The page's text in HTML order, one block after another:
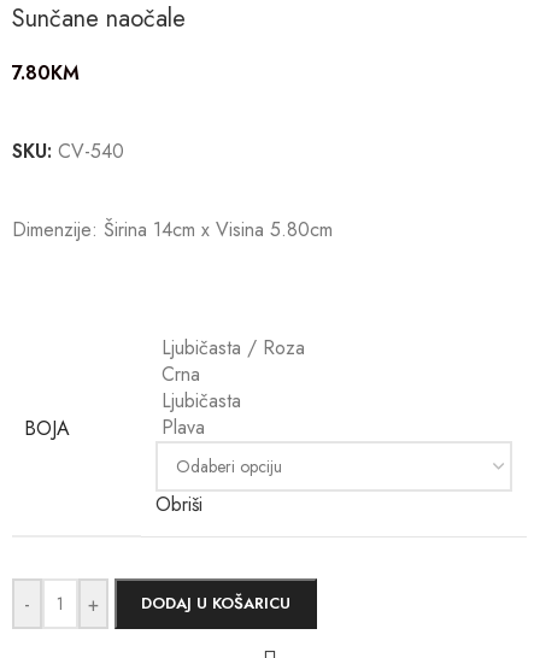
Sunčane naočale
7.80KM
SKU: CV-540
Dimenzije: Širina 14cm x Visina 5.80cm
BOJA
Ljubičasta / Roza
Crna
Ljubičasta
Plava
Obriši
- + DODAJ U KOŠARICU